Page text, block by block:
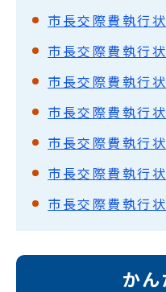
市長交際費執行状
市長交際費執行状
市長交際費執行状
市長交際費執行状
市長交際費執行状
市長交際費執行状
市長交際費執行状
か